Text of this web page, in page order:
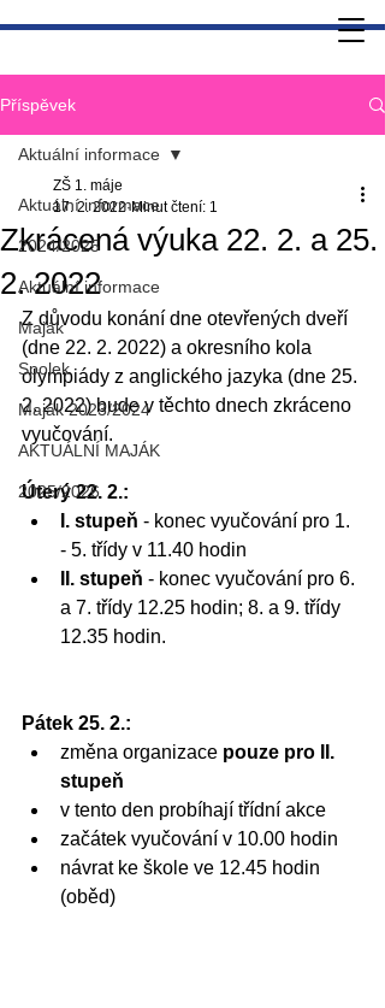
Příspěvek
Aktuální informace
2024/2025
Aktuální informace
Maják
Spolek
Maják 2023/2024
AKTUÁLNÍ MAJÁK
2025/2026
Aktuální informace
Zkrácená výuka 22. 2. a 25.
2. 2022
ZŠ 1. máje
17. 2. 2022 Minut čtení: 1
Z důvodu konání dne otevřených dveří
(dne 22. 2. 2022) a okresního kola
olympiády z anglického jazyka (dne 25.
2. 2022) bude v těchto dnech zkráceno
vyučování.
Úterý 22. 2.:
I. stupeň - konec vyučování pro 1.
- 5. třídy v 11.40 hodin
II. stupeň - konec vyučování pro 6.
a 7. třídy 12.25 hodin; 8. a 9. třídy
12.35 hodin.
Pátek 25. 2.:
změna organizace pouze pro II.
stupeň
v tento den probíhají třídní akce
začátek vyučování v 10.00 hodin
návrat ke škole ve 12.45 hodin
(oběd)